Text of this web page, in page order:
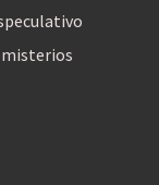
misterios